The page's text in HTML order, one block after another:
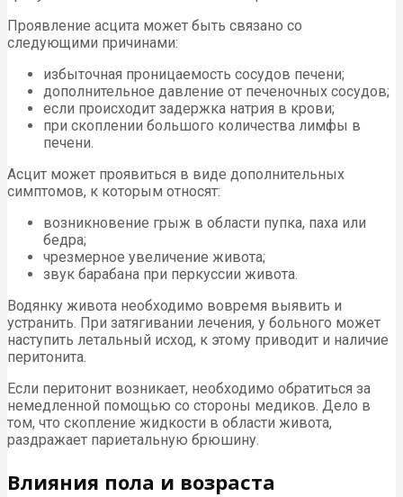
Проявление асцита может быть связано со
следующими причинами:
избыточная проницаемость сосудов печени;
дополнительное давление от печеночных сосудов;
если происходит задержка натрия в крови;
при скоплении большого количества лимфы в
печени.
Асцит может проявиться в виде дополнительных
симптомов, к которым относят:
возникновение грыж в области пупка, паха или
бедра;
чрезмерное увеличение живота;
звук барабана при перкуссии живота.
Водянку живота необходимо вовремя выявить и
устранить. При затягивании лечения, у больного может
наступить летальный исход, к этому приводит и наличие
перитонита.
Если перитонит возникает, необходимо обратиться за
немедленной помощью со стороны медиков. Дело в
том, что скопление жидкости в области живота,
раздражает париетальную брюшину.
Влияния пола и возраста